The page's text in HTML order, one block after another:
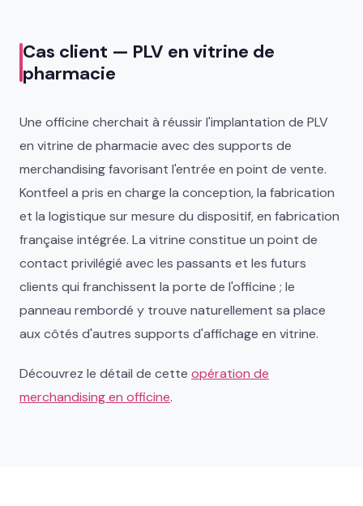
Cas client — PLV en vitrine de
pharmacie
Une officine cherchait à réussir l'implantation de PLV
en vitrine de pharmacie avec des supports de
merchandising favorisant l'entrée en point de vente.
Kontfeel a pris en charge la conception, la fabrication
et la logistique sur mesure du dispositif, en fabrication
française intégrée. La vitrine constitue un point de
contact privilégié avec les passants et les futurs
clients qui franchissent la porte de l'officine ; le
panneau rembordé y trouve naturellement sa place
aux côtés d'autres supports d'affichage en vitrine.
Découvrez le détail de cette opération de
merchandising en officine.